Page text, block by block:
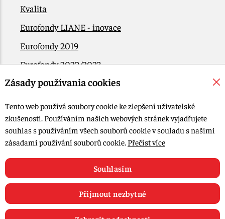
Kvalita
Eurofondy LIANE - inovace
Eurofondy 2019
Eurofondy 2022/2023
EÚ Plán obnovy
Kontakt
© 2015-2026, LIANA GOLIAŠ s.r.o. všechna práva vyhrazena.
Upravit nastavení Cookies
Zásady používania cookies
Tento web používá soubory cookie ke zlepšení uživatelské
zkušenosti. Používáním našich webových stránek vyjadřujete
souhlas s používáním všech souborů cookie v souladu s našimi
zásadami používání souborů cookie. Přečíst více
Souhlasím
Přijmout nezbytné